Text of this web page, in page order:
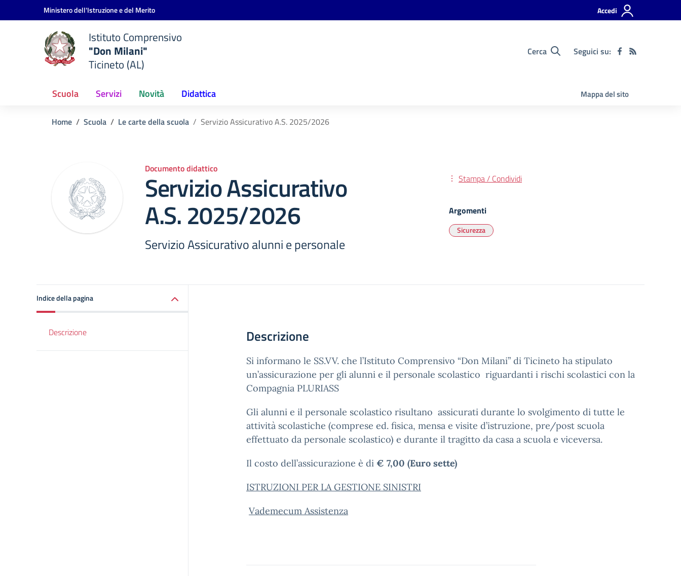
Vai ai contenuti
Vai al menu di navigazioneMinistero dell'Istruzione e del Merito Accedi
Istituto Comprensivo
"Don Milani"
Ticineto (AL)
Cerca Seguici su:
Scuola Servizi Novità Didattica Mappa del sito
Home Scuola Le carte della scuola Servizio Assicurativo A.S. 2025/2026
Documento didattico
Servizio Assicurativo
A.S. 2025/2026
Servizio Assicurativo alunni e personale
Stampa / Condividi
Argomenti
Sicurezza
Indice della pagina
Descrizione Descrizione
Si informano le SS.VV. che l’Istituto Comprensivo “Don Milani” di Ticineto ha stipulato
un’assicurazione per gli alunni e il personale scolastico riguardanti i rischi scolastici con la
Compagnia PLURIASS
Gli alunni e il personale scolastico risultano assicurati durante lo svolgimento di tutte le
attività scolastiche (comprese ed. fisica, mensa e visite d’istruzione, pre/post scuola
effettuato da personale scolastico) e durante il tragitto da casa a scuola e viceversa.
Il costo dell’assicurazione è di € 7,00 (Euro sette)
ISTRUZIONI PER LA GESTIONE SINISTRI
Vademecum Assistenza